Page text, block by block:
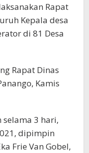
Rapat
Kepala desa
di 81 Desa
Rapat Dinas
Kamis
3 hari,
dipimpin
Frie Van Gobel,